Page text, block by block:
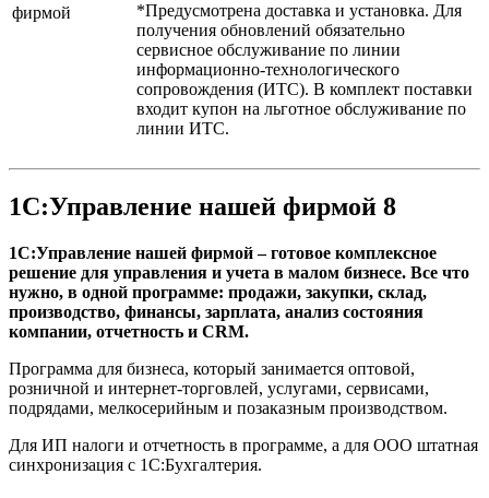
*Предусмотрена доставка и установка. Для
получения обновлений обязательно
сервисное обслуживание по линии
информационно-технологического
сопровождения (ИТС). В комплект поставки
входит купон на льготное обслуживание по
линии ИТС.
1С:Управление нашей фирмой 8
1С:Управление нашей фирмой – готовое комплексное
решение для управления и учета в малом бизнесе. Все что
нужно, в одной программе: продажи, закупки, склад,
производство, финансы, зарплата, анализ состояния
компании, отчетность и CRM.
Программа для бизнеса, который занимается оптовой,
розничной и интернет-торговлей, услугами, сервисами,
подрядами, мелкосерийным и позаказным производством.
Для ИП налоги и отчетность в программе, а для ООО штатная
синхронизация с 1С:Бухгалтерия.